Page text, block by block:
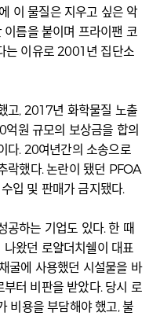
이 물질은 지우고 싶은 악
름을 붙이며 프라이팬 코
는 이유로 2001년 집단소
고, 2017년 화학물질 노출
원 규모의 보상금을 합의
다. 20여년간의 소송으로
락했다. 논란이 됐던 PFOA
입 및 판매가 금지됐다.
공하는 기업도 있다. 한 때
왔던 로얄더치쉘이 대표
굴에 사용했던 시설물을 바
터 비판을 받았다. 당시 로
비용을 부담해야 했고, 불